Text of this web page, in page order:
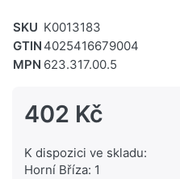
SKU K0013183
GTIN 4025416679004
MPN 623.317.00.5
402 Kč
K dispozici ve skladu:
Horní Bříza: 1